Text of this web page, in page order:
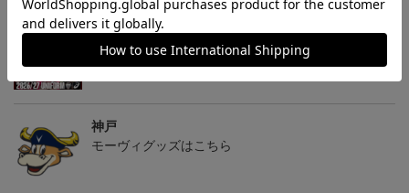
神戸
26/27シーズンユニフォームはこちら
神戸
モーヴィグッズはこちら